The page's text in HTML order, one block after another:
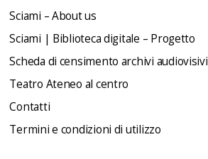
Sciami – About us
Sciami | Biblioteca digitale – Progetto
Scheda di censimento archivi audiovisivi
Teatro Ateneo al centro
Contatti
Termini e condizioni di utilizzo